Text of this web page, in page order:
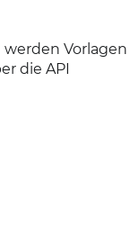
Vorlagen
die API